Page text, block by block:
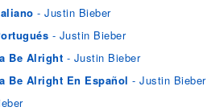
- Justin Bieber
- Justin Bieber
Be Alright - Justin Bieber
Be Alright En Español - Justin Bieber